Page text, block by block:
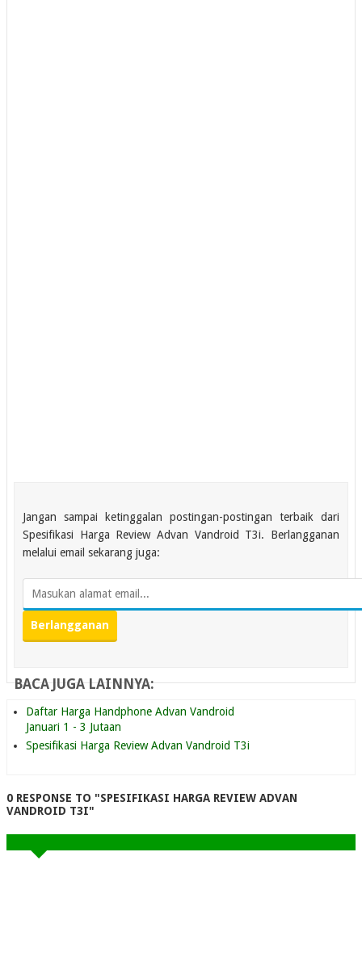
Jangan sampai ketinggalan postingan-postingan terbaik dari
Spesifikasi Harga Review Advan Vandroid T3i. Berlangganan
melalui email sekarang juga:
BACA JUGA LAINNYA:
Daftar Harga Handphone Advan Vandroid
Januari 1 - 3 Jutaan
Spesifikasi Harga Review Advan Vandroid T3i
0 RESPONSE TO "SPESIFIKASI HARGA REVIEW ADVAN
VANDROID T3I"